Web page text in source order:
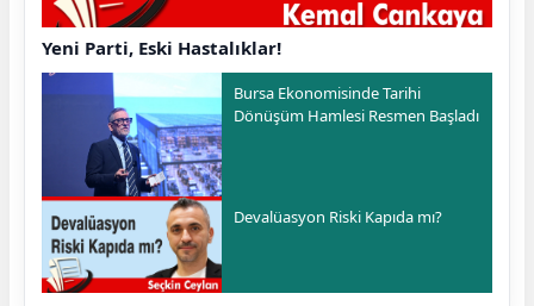
Yeni Parti, Eski Hastalıklar!
Bursa Ekonomisinde Tarihi
Dönüşüm Hamlesi Resmen Başladı
Devalüasyon Riski Kapıda mı?